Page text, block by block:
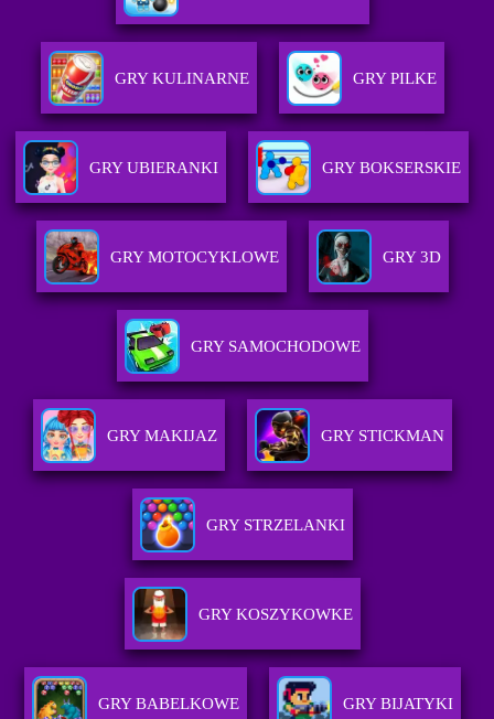
GRY KULINARNE GRY PILKE
GRY UBIERANKI GRY BOKSERSKIE
GRY MOTOCYKLOWE GRY 3D
GRY SAMOCHODOWE
GRY MAKIJAZ GRY STICKMAN
GRY STRZELANKI
GRY KOSZYKOWKE
GRY BABELKOWE GRY BIJATYKI